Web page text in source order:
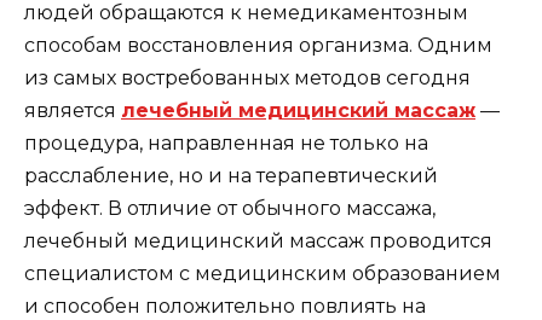
людей обращаются к немедикаментозным
способам восстановления организма. Одним
из самых востребованных методов сегодня
является лечебный медицинский массаж —
процедура, направленная не только на
расслабление, но и на терапевтический
эффект. В отличие от обычного массажа,
лечебный медицинский массаж проводится
специалистом с медицинским образованием
и способен положительно повлиять на